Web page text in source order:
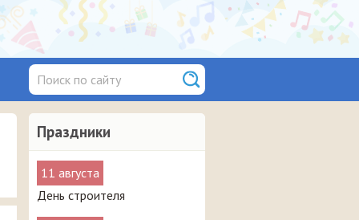
Праздники
11 августа
День строителя